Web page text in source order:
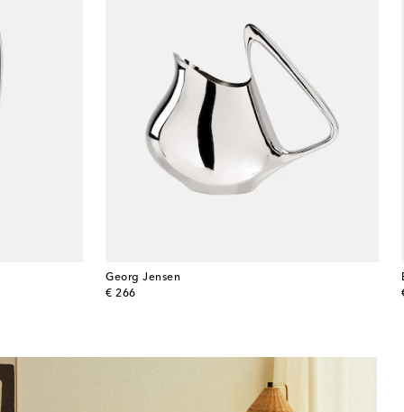
Georg Jensen
€ 266
original price